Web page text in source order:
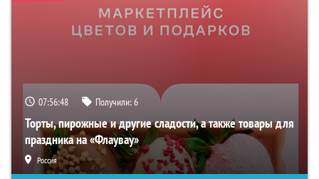
07:56:47 Получили:6
Торты, пирожные и другие сладости, а также товары для
праздника на «Флаувау»
Россия